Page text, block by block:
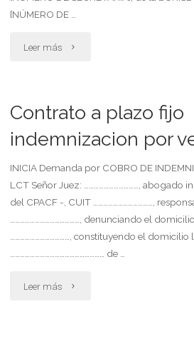
con
[NÚMERO DE …
Leer más "Carta
intimando
coherederos
Contrato a plazo fijo
indemnizacion por
INICIA Demanda por COBRO DE
LCT Señor Juez: ……………………………, abogado
del CPACF -, CUIT ………………………………,
……………………………………, denunciando el
………………………………, constituyendo el
………………………………………………… de …
Leer más "Contrato